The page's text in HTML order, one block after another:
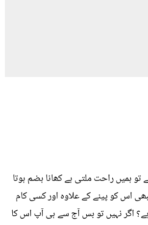
ہمیں راحت ملتی ہے کھانا ہضم ہوتا
اس کو پینے کے علاوہ اور کسی کام
ہے؟ اگر نہیں تو بس آج سے ہی آپ اس کا